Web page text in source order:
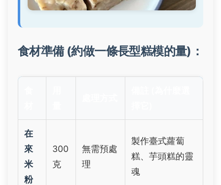
食材準備 (約做一條長型糕模的量)：
在
來
米
粉
300
克
無需預處
理
製作臺式蘿蔔
糕、芋頭糕的靈
魂